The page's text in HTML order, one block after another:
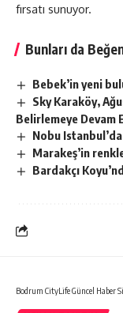
fırsatı sunuyor.
Bunları da
Bebek’in yeni
Sky Karaköy,
Belirlemeye Devam
Nobu
Marakeş’in
Bardakçı
Bodrum CityLife Güncel Haber